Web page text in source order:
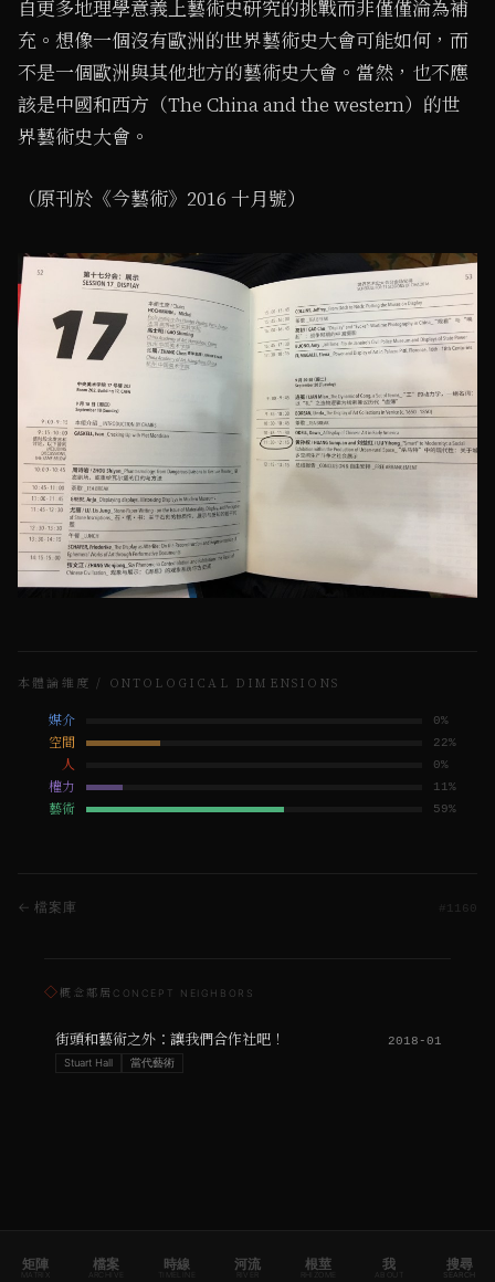
矩陣
MATRIX
檔案
ARCHIVE
時線 河流
RIVER
根莖 我 搜尋
SEARCH
自更多地理學意義上藝術史研究的挑戰而非僅僅淪為補
充。想像一個沒有歐洲的世界藝術史大會可能如何，而
不是一個歐洲與其他地方的藝術史大會。當然，也不應
該是中國和西方（The China and the western）的世
界藝術史大會。
（原刊於《今藝術》2016 十月號）
本體論維度 / ONTOLOGICAL DIMENSIONS
媒介 0%
空間 22%
人 0%
權力 11%
藝術 59%
← 檔案庫 1160
◇概念鄰居 CONCEPT NEIGHBORS
街頭和藝術之外：讓我們合作社吧！ 2018-01
Stuart Hall 當代藝術